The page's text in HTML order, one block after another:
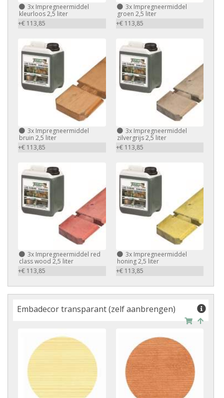
3x Impregneermiddel
kleurloos 2,5 liter
+€ 113,85
3x Impregneermiddel
groen 2,5 liter
+€ 113,85
3x Impregneermiddel
bruin 2,5 liter
+€ 113,85
3x Impregneermiddel
zilvergrijs 2,5 liter
+€ 113,85
3x Impregneermiddel red
class wood 2,5 liter
+€ 113,85
3x Impregneermiddel
honing 2,5 liter
+€ 113,85
Embadecor transparant (zelf aanbrengen)